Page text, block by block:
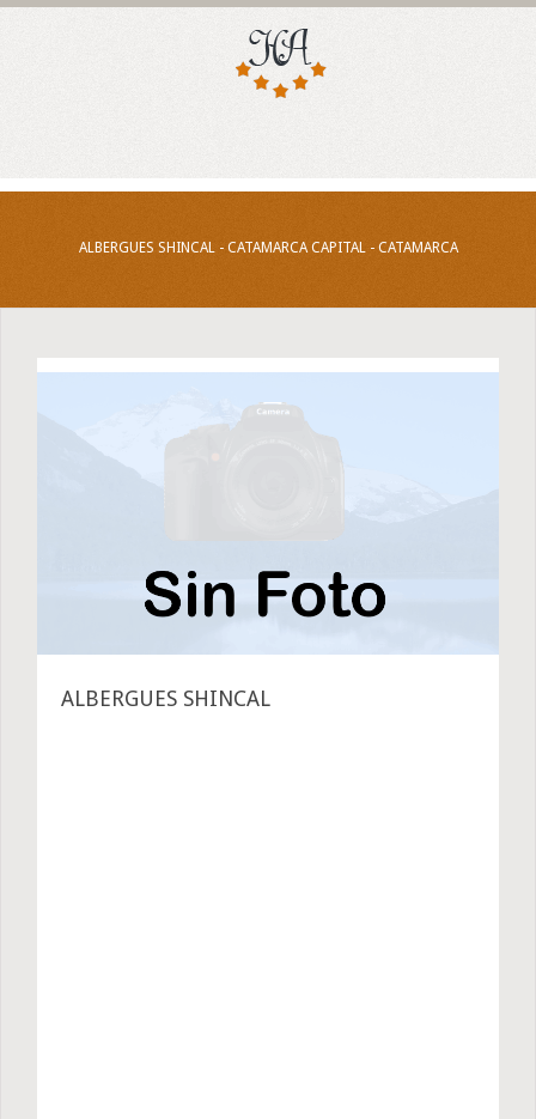
ALBERGUES SHINCAL - CATAMARCA CAPITAL - CATAMARCA
ALBERGUES SHINCAL